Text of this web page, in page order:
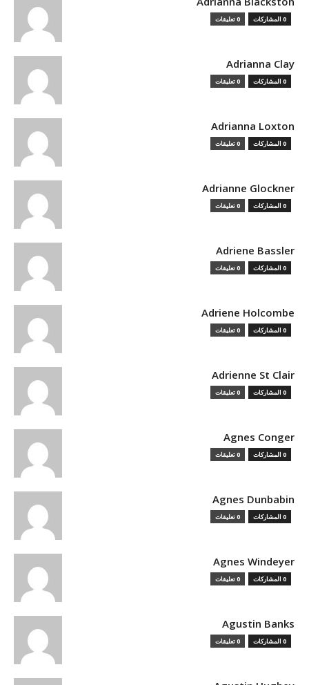
0 المشاركات 0 تعليقات
Adrianna Clay
0 المشاركات 0 تعليقات
Adrianna Loxton
0 المشاركات 0 تعليقات
Adrianne Glockner
0 المشاركات 0 تعليقات
Adriene Bassler
0 المشاركات 0 تعليقات
Adriene Holcombe
0 المشاركات 0 تعليقات
Adrienne St Clair
0 المشاركات 0 تعليقات
Agnes Conger
0 المشاركات 0 تعليقات
Agnes Dunbabin
0 المشاركات 0 تعليقات
Agnes Windeyer
0 المشاركات 0 تعليقات
Agustin Banks
0 المشاركات 0 تعليقات